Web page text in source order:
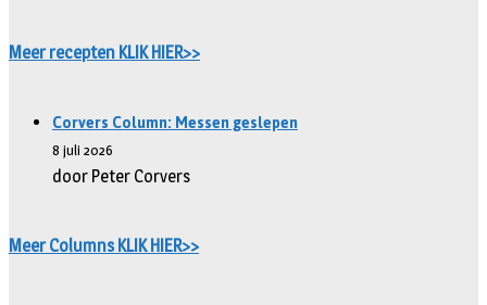
Meer recepten KLIK HIER>>
Corvers Column: Messen geslepen
8 juli 2026
door Peter Corvers
Meer Columns KLIK HIER>>